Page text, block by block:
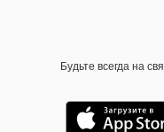
Будьте всегда на